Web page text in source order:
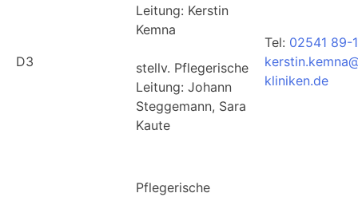
D3
Leitung: Kerstin
Kemna
stellv. Pflegerische
Leitung: Johann
Steggemann, Sara
Kaute
Tel: 02541 89-
kliniken.de
Pflegerische